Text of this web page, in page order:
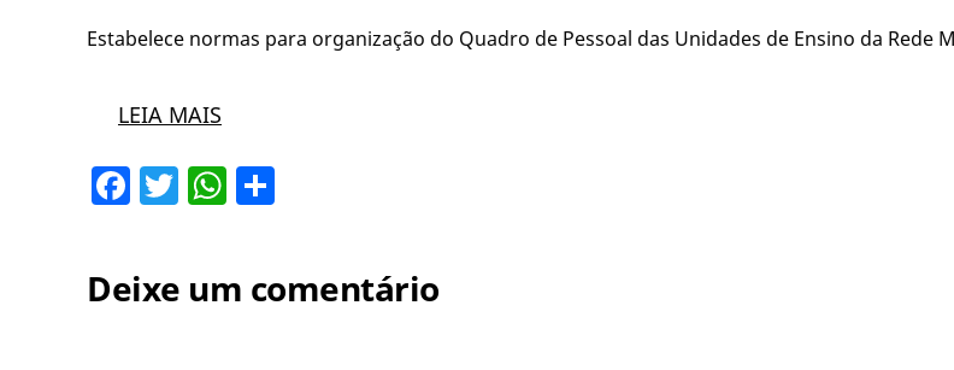
Estabelece normas para organização do Quadro de Pessoal das Unidades de Ensino da Rede
LEIA MAIS
Facebook
TwitterWhatsApp
Deixe um comentário